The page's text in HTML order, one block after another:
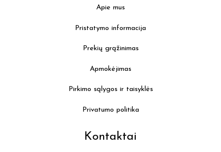
Apie mus
Pristatymo informacija
Prekių grąžinimas
Apmokėjimas
Pirkimo sąlygos ir taisyklės
Privatumo politika
Kontaktai